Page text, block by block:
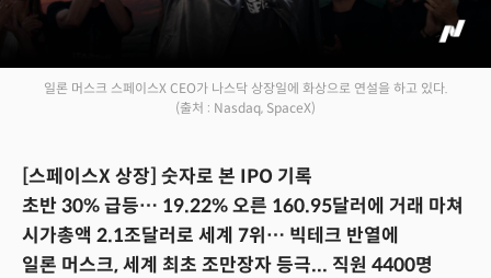
일론 머스크 스페이스X CEO가 나스닥 상장일에 화상으로 연설을 하고 있다.
(출처 : Nasdaq, SpaceX)
[스페이스X 상장] 숫자로 본 IPO 기록
초반 30% 급등… 19.22% 오른 160.95달러에 거래 마쳐
시가총액 2.1조달러로 세계 7위… 빅테크 반열에
일론 머스크, 세계 최초 조만장자 등극... 직원 4400명